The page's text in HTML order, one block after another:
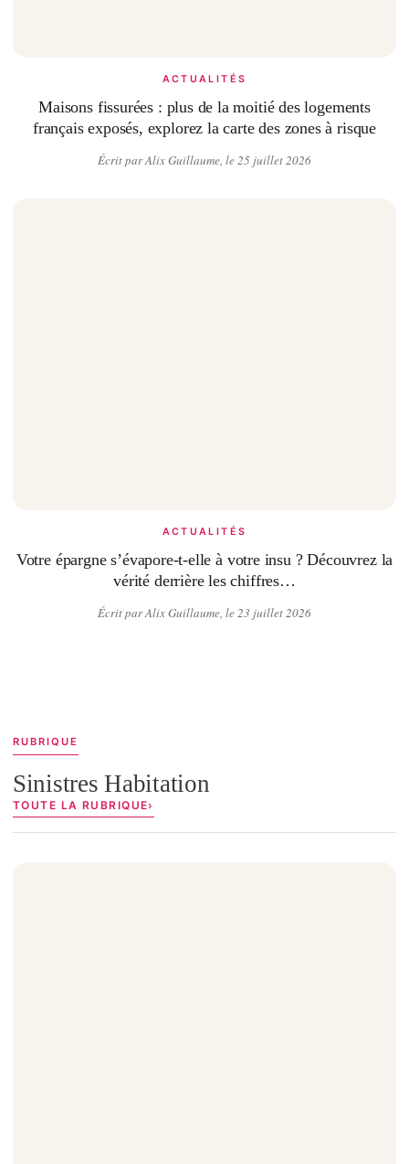
ACTUALITÉS
Maisons fissurées : plus de la moitié des logements
français exposés, explorez la carte des zones à risque
Écrit par Alix Guillaume, le 25 juillet 2026
ACTUALITÉS
Votre épargne s’évapore-t-elle à votre insu ? Découvrez la
vérité derrière les chiffres…
Écrit par Alix Guillaume, le 23 juillet 2026
RUBRIQUE
Sinistres Habitation
TOUTE LA RUBRIQUE